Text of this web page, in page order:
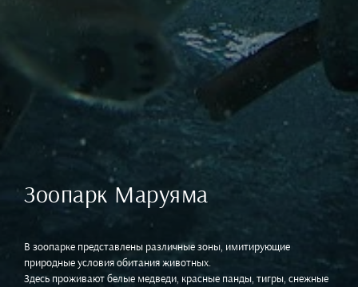
Зоопарк Маруяма
В зоопарке представлены различные зоны, имитирующие
природные условия обитания животных.
Здесь проживают белые медведи, красные панды, тигры, снежные